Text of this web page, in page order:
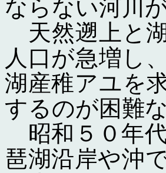
ならない河川
天然遡上と
人口が急増し
湖産稚アユを
するのが困難
昭和５０年
琶湖沿岸や沖